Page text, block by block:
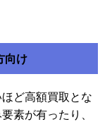
向け
ど高額買取とな
素が有ったり、